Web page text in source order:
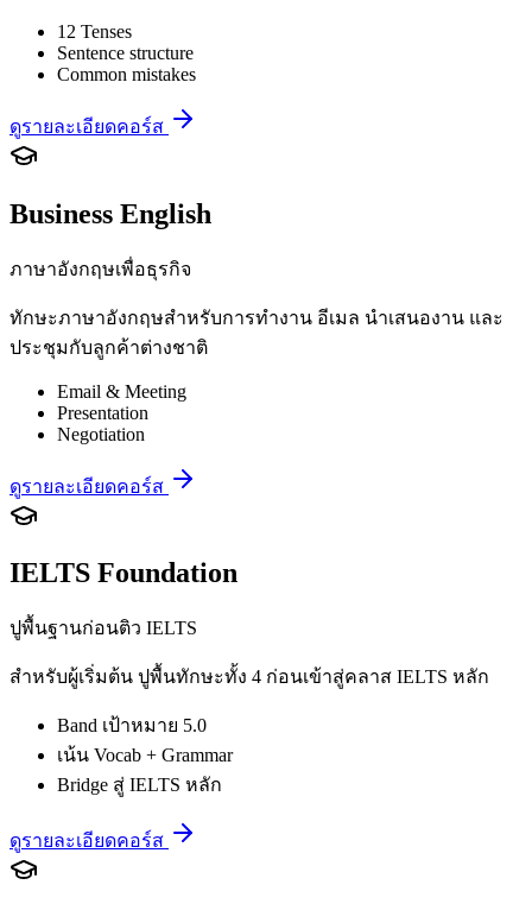
12 Tenses
Sentence structure
Common mistakes
ดูรายละเอียดคอร์ส
Business English
ภาษาอังกฤษเพื่อธุรกิจ
ทักษะภาษาอังกฤษสำหรับการทำงาน อีเมล นำเสนองาน และ
ประชุมกับลูกค้าต่างชาติ
Email & Meeting
Presentation
Negotiation
ดูรายละเอียดคอร์ส
IELTS Foundation
ปูพื้นฐานก่อนติว IELTS
สำหรับผู้เริ่มต้น ปูพื้นทักษะทั้ง 4 ก่อนเข้าสู่คลาส IELTS หลัก
Band เป้าหมาย 5.0
เน้น Vocab + Grammar
Bridge สู่ IELTS หลัก
ดูรายละเอียดคอร์ส